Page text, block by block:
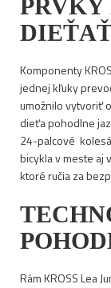
PRVKY
Komponenty
jednej kľuky
umožnilo vytvoriť
dieťa pohodlne
24-palcové
bicykla v meste aj
ktoré ručia za
Rám KROSS Lea